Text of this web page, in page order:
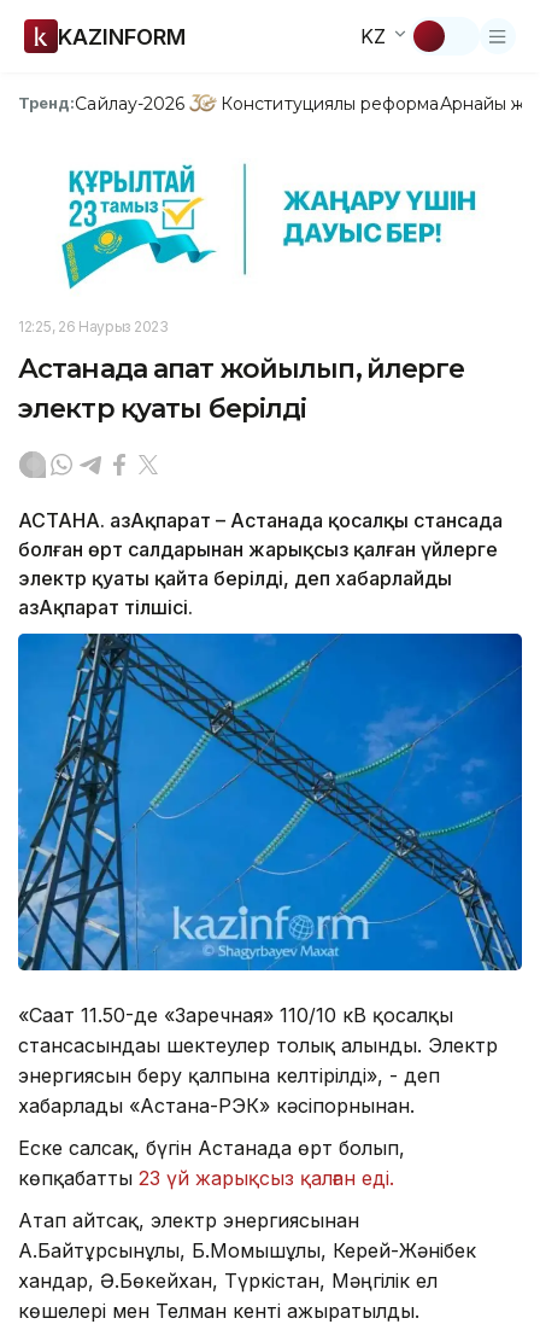
KAZINFORM KZ
Тренд:Сайлау-2026 Конституциялық реформаАрнайы
12:25, 26 Наурыз 2023
Астанада апат жойылып, үйлерге
электр қуаты берілді
АСТАНА. ҚазАқпарат – Астанада қосалқы стансада
болған өрт салдарынан жарықсыз қалған үйлерге
электр қуаты қайта берілді, деп хабарлайды
ҚазАқпарат тілшісі.
«Сағат 11.50-де «Заречная» 110/10 кВ қосалқы
стансасындағы шектеулер толық алынды. Электр
энергиясын беру қалпына келтірілді», - деп
хабарлады «Астана-РЭК» кәсіпорнынан.
Еске салсақ, бүгін Астанада өрт болып,
көпқабатты 23 үй жарықсыз қалған еді.
Атап айтсақ, электр энергиясынан
А.Байтұрсынұлы, Б.Момышұлы, Керей-Жәнібек
хандар, Ә.Бөкейхан, Түркістан, Мәңгілік ел
көшелері мен Телман кенті ажыратылды.